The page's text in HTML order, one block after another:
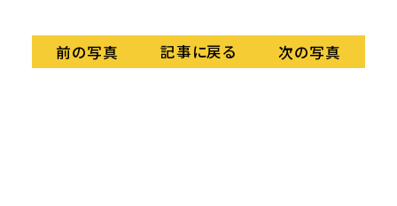
前の写真 記事に戻る 次の写真